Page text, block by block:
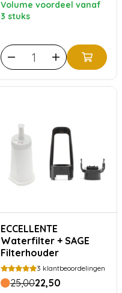
Volume voordeel vanaf
3 stuks
ECCELLENTE
Waterfilter + SAGE
Filterhouder
3 klantbeoordelingen
25,0022,50